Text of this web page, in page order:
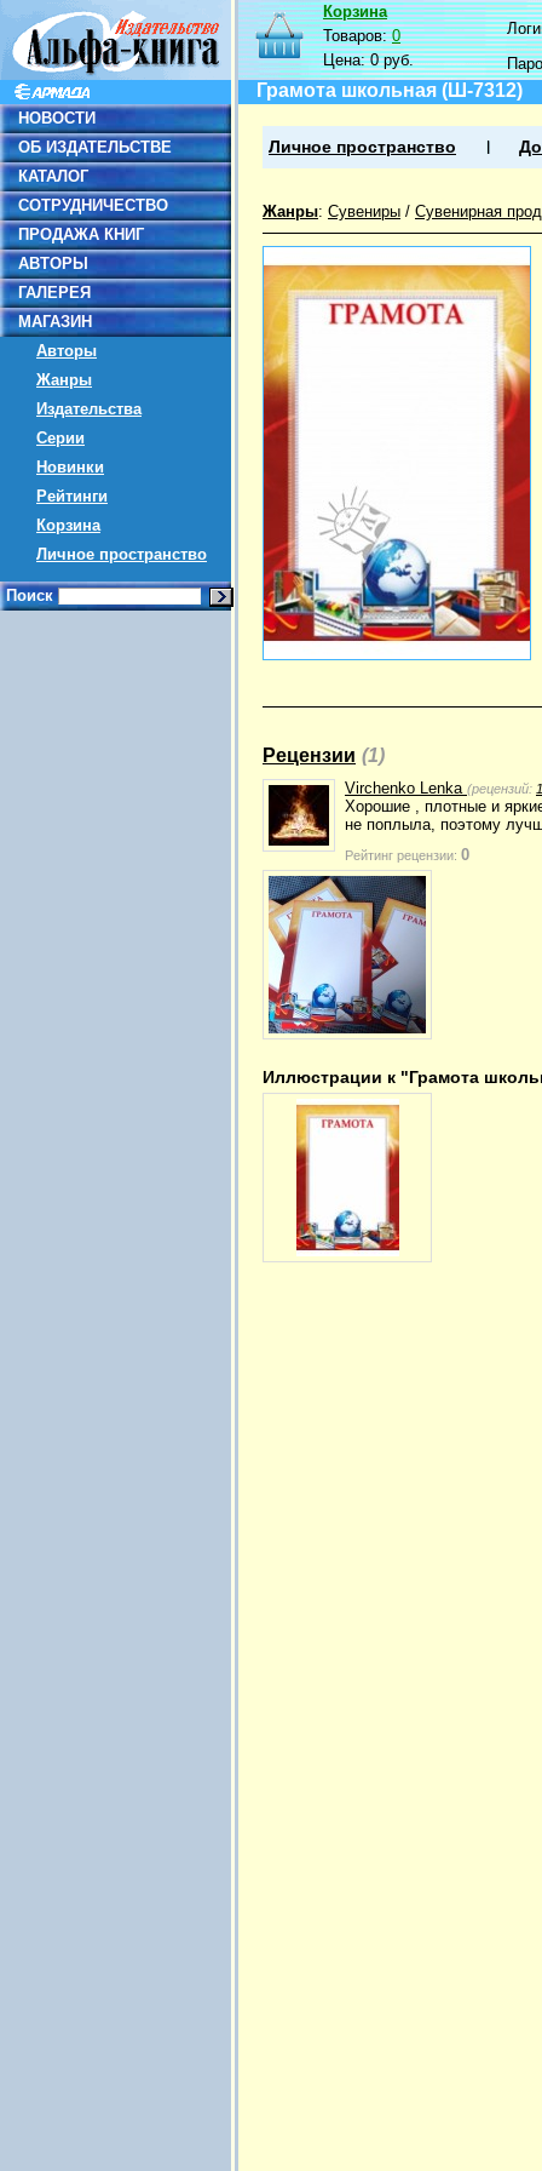
НОВОСТИ
ОБ ИЗДАТЕЛЬСТВЕ
КАТАЛОГ
СОТРУДНИЧЕСТВО
ПРОДАЖА КНИГ
АВТОРЫ
ГАЛЕРЕЯ
МАГАЗИН
Авторы
Жанры
Издательства
Серии
Новинки
Рейтинги
Корзина
Личное пространство
Поиск
Корзина
Товаров:0
Цена:0 руб.
Грамота школьная (Ш-7312)
Личное пространство
Жанры: Сувениры / Сувенирная
Рецензии (1)
Virchenko Lenka (рецензий:
Хорошие , плотные и
не поплыла, поэтому
Рейтинг рецензии: 0
Иллюстрации к "Грамота